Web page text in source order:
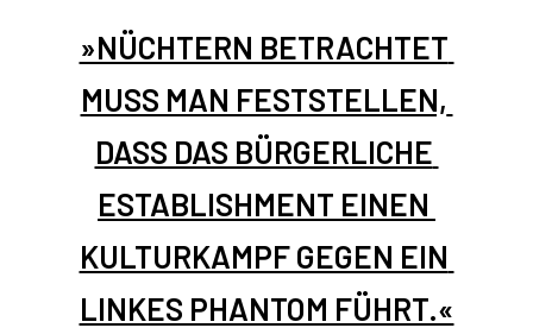
»NÜCHTERN BETRACHTET
MUSS MAN FESTSTELLEN,
DASS DAS BÜRGERLICHE
ESTABLISHMENT EINEN
KULTURKAMPF GEGEN EIN
LINKES PHANTOM FÜHRT.«